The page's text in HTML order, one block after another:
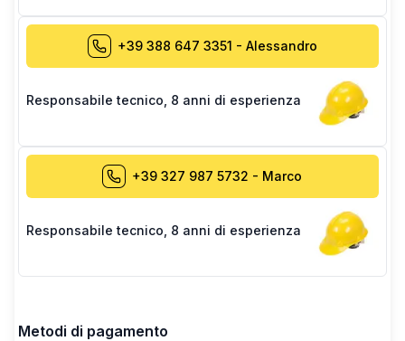
+39 388 647 3351 - Alessandro
Responsabile tecnico 8 anni di esperienza
+39 327 987 5732 - Marco
Responsabile tecnico 8 anni di esperienza
Metodi di pagamento